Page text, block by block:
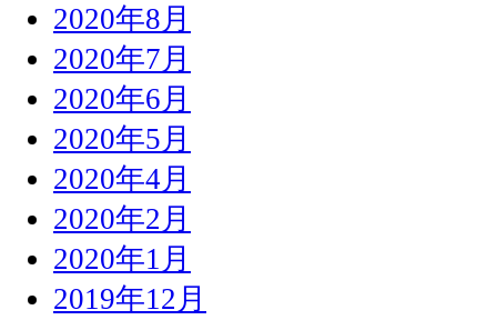
2020年8月
2020年7月
2020年6月
2020年5月
2020年4月
2020年2月
2020年1月
2019年12月